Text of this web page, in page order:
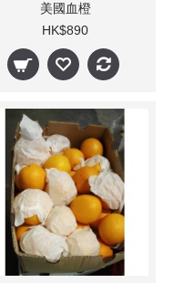
美國血橙
HK$890